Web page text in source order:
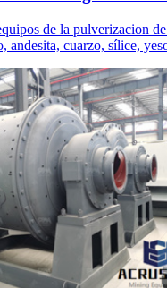
de la pulverizacion
andesita, cuarzo, sílice,